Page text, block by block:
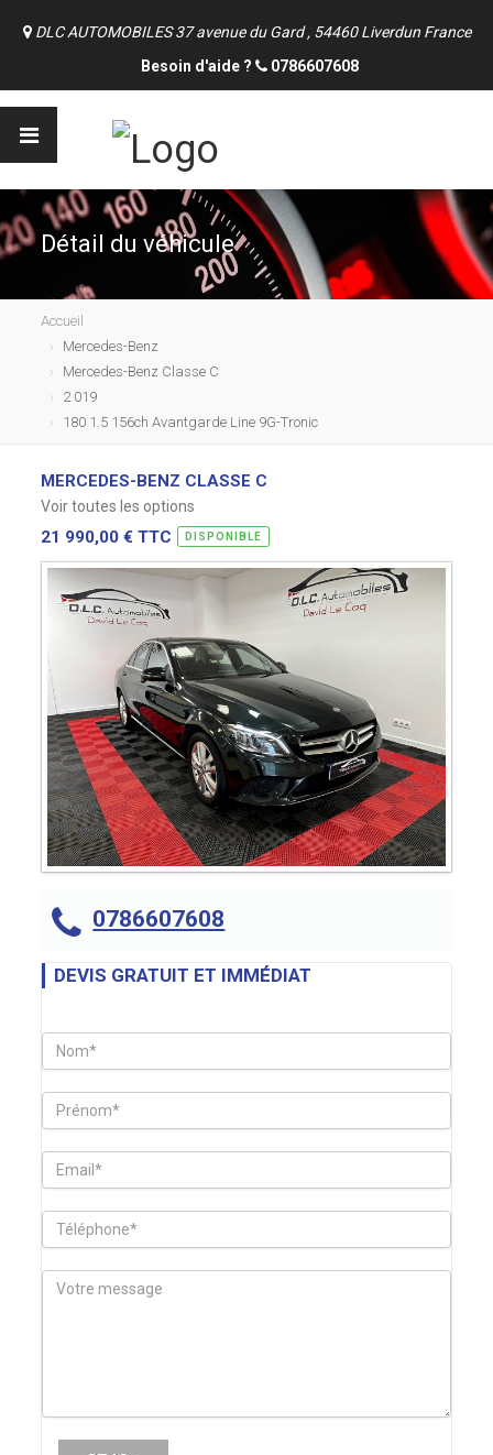
DLC AUTOMOBILES 37 avenue du Gard , 54460 Liverdun France
Besoin d'aide ?
0786607608
Détail du véhicule
Accueil
Mercedes-Benz
Mercedes-Benz Classe C
2 019
180 1.5 156ch Avantgarde Line 9G-Tronic
MERCEDES-BENZ CLASSE C
Voir toutes les options
21 990,00 € TTC DISPONIBLE
0786607608
DEVIS GRATUIT ET IMMÉDIAT